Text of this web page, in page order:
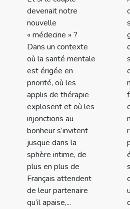
devenait notre
nouvelle
« médecine » ?
Dans un contexte
où la santé mentale
est érigée en
priorité, où les
applis de thérapie
explosent et où les
injonctions au
bonheur s’invitent
jusque dans la
sphère intime, de
plus en plus de
Français attendent
de leur partenaire
qu’il apaise,...